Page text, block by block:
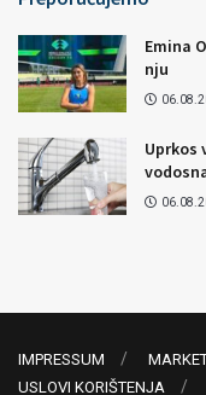
Emina
nju
Uprkos
IMPRESSUM
USLOVI KORIŠTENJA